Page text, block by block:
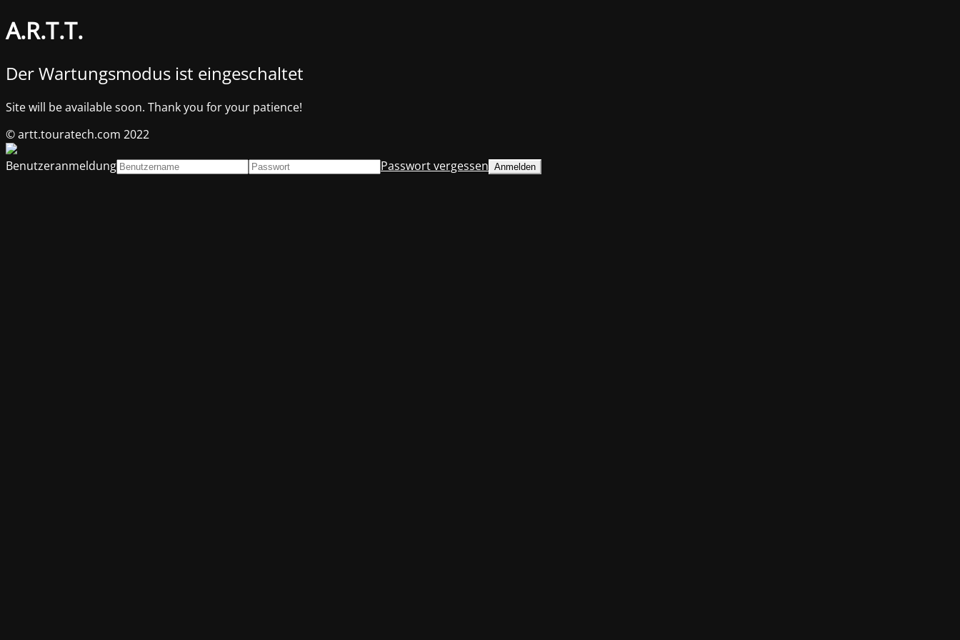
A.R.T.T.
Der Wartungsmodus ist eingeschaltet
Site will be available soon. Thank you for your patience!
© artt.touratech.com 2022
Benutzeranmeldung
Passwort vergessen